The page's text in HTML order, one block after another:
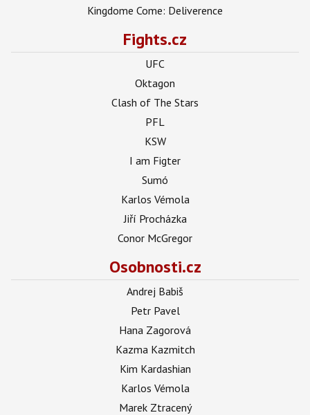
Kingdome Come: Deliverence
Fights.cz
UFC
Oktagon
Clash of The Stars
PFL
KSW
I am Figter
Sumó
Karlos Vémola
Jiří Procházka
Conor McGregor
Osobnosti.cz
Andrej Babiš
Petr Pavel
Hana Zagorová
Kazma Kazmitch
Kim Kardashian
Karlos Vémola
Marek Ztracený